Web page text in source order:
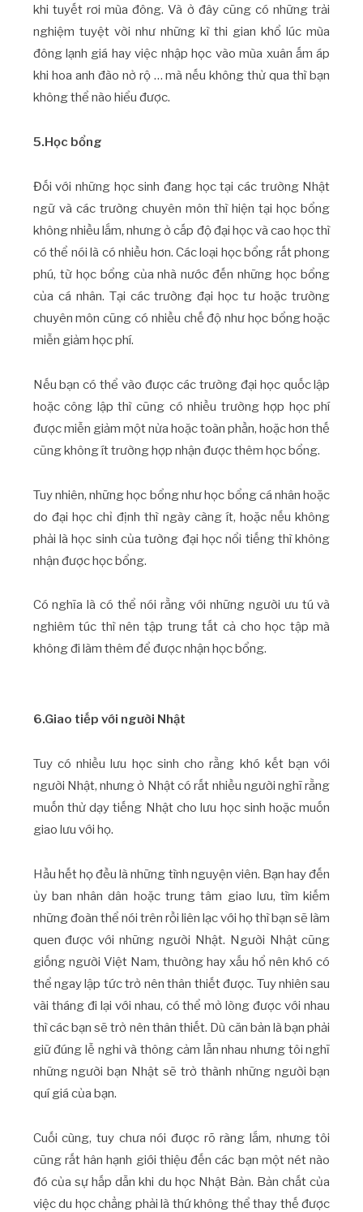
khi tuyết rơi mùa đông. Và ở đây cũng có những trải
nghiệm tuyệt vời như những kì thi gian khổ lúc mùa
đông lạnh giá hay việc nhập học vào mùa xuân ấm áp
khi hoa anh đào nở rộ … mà nếu không thử qua thì bạn
không thể nào hiểu được.
5.Học bổng
Đối với những học sinh đang học tại các trường Nhật
ngữ và các trường chuyên môn thì hiện tại học bổng
không nhiều lắm, nhưng ở cấp độ đại học và cao học thì
có thể nói là có nhiều hơn. Các loại học bổng rất phong
phú, từ học bổng của nhà nước đến những học bổng
của cá nhân. Tại các trường đại học tư hoặc trường
chuyên môn cũng có nhiều chế độ như học bổng hoặc
miễn giảm học phí.
Nếu bạn có thể vào được các trường đại học quốc lập
hoặc công lập thì cũng có nhiều trường hợp học phí
được miễn giảm một nửa hoặc toàn phần, hoặc hơn thế
cũng không ít trường hợp nhận được thêm học bổng.
Tuy nhiên, những học bổng như học bổng cá nhân hoặc
do đại học chỉ định thì ngày càng ít, hoặc nếu không
phải là học sinh của tường đại học nổi tiếng thì không
nhận được học bổng.
Có nghĩa là có thể nói rằng với những người ưu tú và
nghiêm túc thì nên tập trung tất cả cho học tập mà
không đi làm thêm để được nhận học bổng.
6.Giao tiếp với người Nhật
Tuy có nhiều lưu học sinh cho rằng khó kết bạn với
người Nhật, nhưng ở Nhật có rất nhiều người nghĩ rằng
muốn thử dạy tiếng Nhật cho lưu học sinh hoặc muốn
giao lưu với họ.
Hầu hết họ đều là những tình nguyện viên. Bạn hay đến
ủy ban nhân dân hoặc trung tâm giao lưu, tìm kiếm
những đoàn thể nói trên rồi liên lạc với họ thì bạn sẽ làm
quen được với những người Nhật. Người Nhật cũng
giống người Việt Nam, thường hay xấu hổ nên khó có
thể ngay lập tức trở nên thân thiết được. Tuy nhiên sau
vài tháng đi lại với nhau, có thể mở lòng được với nhau
thì các bạn sẽ trở nên thân thiết. Dù căn bản là bạn phải
giữ đúng lễ nghi và thông cảm lẫn nhau nhưng tôi nghĩ
những người bạn Nhật sẽ trở thành những người bạn
quí giá của bạn.
Cuối cùng, tuy chưa nói được rõ ràng lắm, nhưng tôi
cũng rất hân hạnh giới thiệu đến các bạn một nét nào
đó của sự hấp dẫn khi du học Nhật Bản. Bản chất của
việc du học chẳng phải là thứ không thể thay thế được